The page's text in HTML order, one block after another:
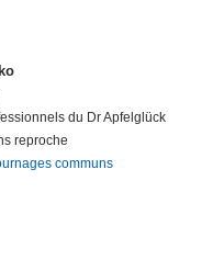
du Dr Apfelglück
reproche
communs